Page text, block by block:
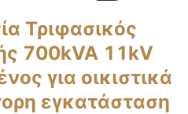
Τριφασικός
700kVA 11kV
για οικιστικά
εγκατάσταση